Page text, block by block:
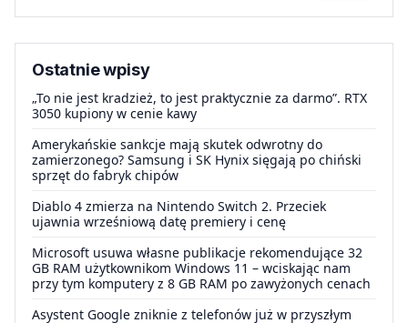
Ostatnie wpisy
„To nie jest kradzież, to jest praktycznie za darmo”. RTX
3050 kupiony w cenie kawy
Amerykańskie sankcje mają skutek odwrotny do
zamierzonego? Samsung i SK Hynix sięgają po chiński
sprzęt do fabryk chipów
Diablo 4 zmierza na Nintendo Switch 2. Przeciek
ujawnia wrześniową datę premiery i cenę
Microsoft usuwa własne publikacje rekomendujące 32
GB RAM użytkownikom Windows 11 – wciskając nam
przy tym komputery z 8 GB RAM po zawyżonych cenach
Asystent Google zniknie z telefonów już w przyszłym